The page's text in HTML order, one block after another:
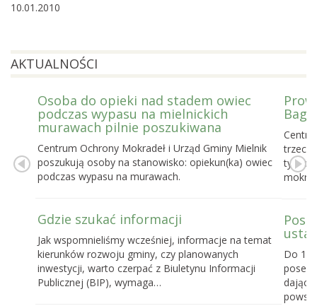
10.01.2010
AKTUALNOŚCI
Osoba do opieki nad stadem owiec
podczas wypasu na mielnickich
murawach pilnie poszukiwana
Centrum Ochrony Mokradeł i Urząd Gminy Mielnik
poszukują osoby na stanowisko: opiekun(ka) owiec
podczas wypasu na murawach.
Gdzie szukać informacji
Jak wspomnieliśmy wcześniej, informacje na temat
kierunków rozwoju gminy, czy planowanych
inwestycji, warto czerpać z Biuletynu Informacji
Publicznej (BIP), wymaga…
Do 16